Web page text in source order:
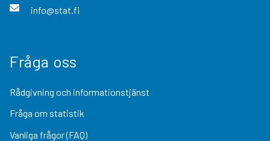
info@stat.fi
Fråga oss
Rådgivning och informationstjänst
Fråga om statistik
Vanliga frågor (FAQ)